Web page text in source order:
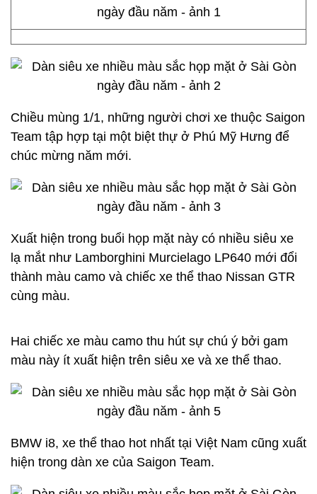
Chiều mùng 1/1, những người chơi xe thuộc Saigon
Team tập hợp tại một biệt thự ở Phú Mỹ Hưng để
chúc mừng năm mới.
Xuất hiện trong buổi họp mặt này có nhiều siêu xe
lạ mắt như Lamborghini Murcielago LP640 mới đổi
thành màu camo và chiếc xe thể thao Nissan GTR
cùng màu.
Hai chiếc xe màu camo thu hút sự chú ý bởi gam
màu này ít xuất hiện trên siêu xe và xe thể thao.
BMW i8, xe thể thao hot nhất tại Việt Nam cũng xuất
hiện trong dàn xe của Saigon Team.